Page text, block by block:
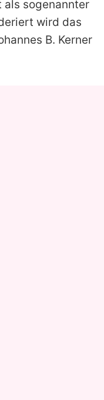
als sogenannter
wird das
B. Kerner